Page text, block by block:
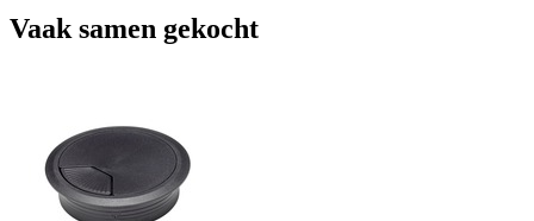
Vaak samen gekocht